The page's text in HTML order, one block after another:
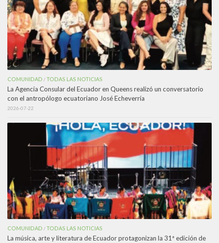
COMUNIDAD /TODAS LAS NOTICIAS
La Agencia Consular del Ecuador en Queens realizó un conversatorio
con el antropólogo ecuatoriano José Echeverría
2026-07-22
COMUNIDAD /TODAS LAS NOTICIAS
La música, arte y literatura de Ecuador protagonizan la 31ª edición de